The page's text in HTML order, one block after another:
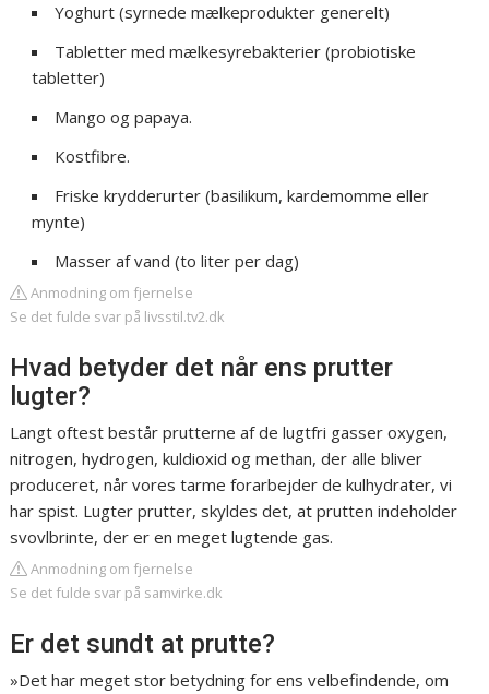
Yoghurt (syrnede mælkeprodukter generelt)
Tabletter med mælkesyrebakterier (probiotiske
tabletter)
Mango og papaya.
Kostfibre.
​Friske krydderurter (basilikum, kardemomme eller
mynte)
​Masser af vand (to liter per dag)
Anmodning om fjernelse
Se det fulde svar på livsstil.tv2.dk
Hvad betyder det når ens prutter
lugter?
Langt oftest består prutterne af de lugtfri gasser oxygen,
nitrogen, hydrogen, kuldioxid og methan, der alle bliver
produceret, når vores tarme forarbejder de kulhydrater, vi
har spist. Lugter prutter, skyldes det, at prutten indeholder
svovlbrinte, der er en meget lugtende gas.
Anmodning om fjernelse
Se det fulde svar på samvirke.dk
Er det sundt at prutte?
»Det har meget stor betydning for ens velbefindende, om